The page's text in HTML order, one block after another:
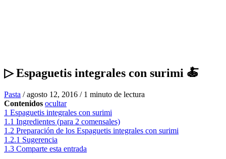
▷ Espaguetis integrales con surimi 🍝
Pasta /agosto 12, 2016 / 1 minuto de lectura
Contenidos ocultar
1 Espaguetis integrales con surimi
1.1 Ingredientes (para 2 comensales)
1.2 Preparación de los Espaguetis integrales con surimi
1.2.1 Sugerencia
1.3 Comparte esta entrada